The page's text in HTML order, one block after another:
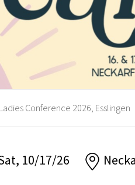
Ladies Conference 2026, Esslingen
10/17/26